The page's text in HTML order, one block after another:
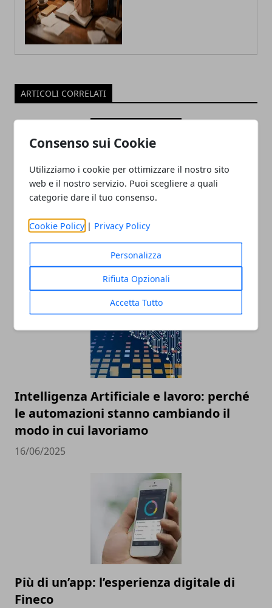
Consenso sui Cookie
Utilizziamo i cookie per ottimizzare il nostro sito
web e il nostro servizio. Puoi scegliere a quali
categorie dare il tuo consenso.
Cookie Policy | Privacy Policy
Personalizza
Rifiuta Opzionali
Accetta Tutto
ARTICOLI CORRELATI
Tecnologia e innovazione sociale: un
rapporto in crescita
18/07/2025
Intelligenza Artificiale e lavoro: perché
le automazioni stanno cambiando il
modo in cui lavoriamo
16/06/2025
Più di un’app: l’esperienza digitale di
Fineco